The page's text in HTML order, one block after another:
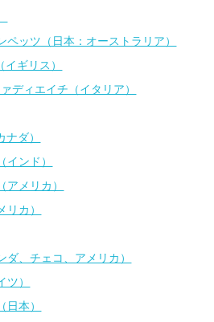
ペッツ（日本：オーストラリア）
ギリス）
ディエイチ（イタリア）
ダ）
インド）
アメリカ）
リカ）
ダ、チェコ、アメリカ）
ツ）
日本）